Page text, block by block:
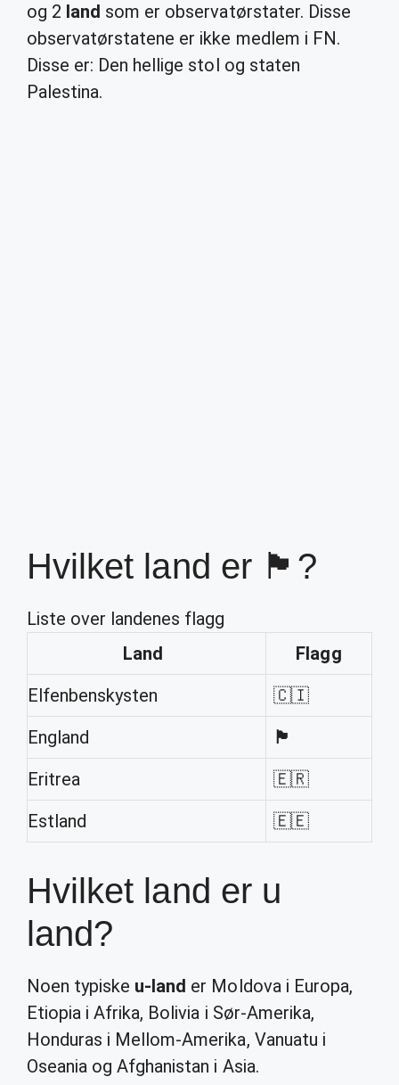
og 2 land som er observatørstater. Disse
observatørstatene er ikke medlem i FN.
Disse er: Den hellige stol og staten
Palestina.
Hvilket land er 🏴?
Liste over landenes flagg
Land
Flagg
Elfenbenskysten
🇨🇮
England
🏴
Eritrea
🇪🇷
Estland
🇪🇪
Hvilket land er u
land?
Noen typiske u-land er Moldova i Europa,
Etiopia i Afrika, Bolivia i Sør-Amerika,
Honduras i Mellom-Amerika, Vanuatu i
Oseania og Afghanistan i Asia.